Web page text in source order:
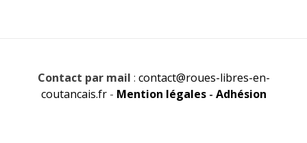
Contact par mail : contact@roues-libres-en-
coutancais.fr- Mention légales- Adhésion